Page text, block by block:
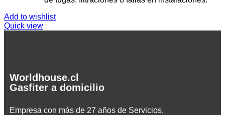
Add to wishlist
Quick view
Worldhouse.cl
Gasfiter a domicilio
Empresa con más de 27 años de Servicios,